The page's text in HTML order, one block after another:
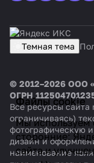
Файлы cookie
Мы используем
сторонние:
сайта и
Темная тема
© 2012–2026 ООО
ОГРН
Все ресурсы
ограничиваясь)
фотографическую
дизайн и
наименование